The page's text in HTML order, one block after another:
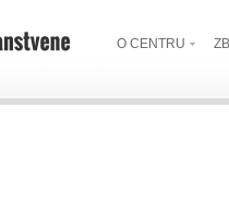
O CENTRU